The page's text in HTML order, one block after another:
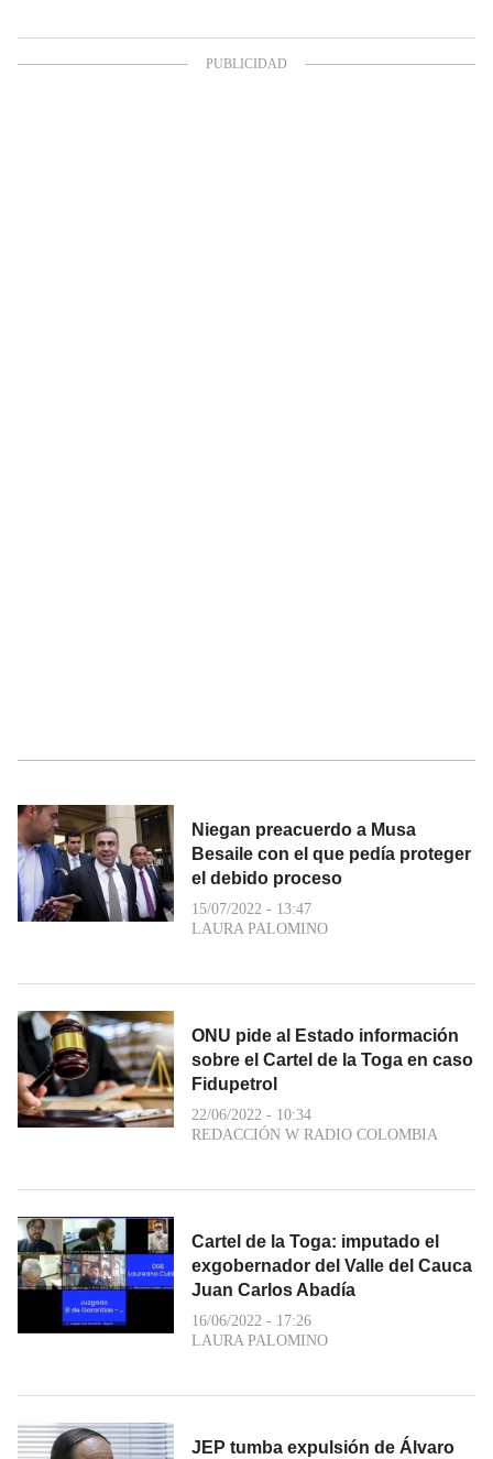
Niegan preacuerdo a Musa
Besaile con el que pedía proteger
el debido proceso
15/07/2022 - 13:47
LAURA PALOMINO
ONU pide al Estado información
sobre el Cartel de la Toga en caso
Fidupetrol
22/06/2022 - 10:34
REDACCIÓN W RADIO COLOMBIA
Cartel de la Toga: imputado el
exgobernador del Valle del Cauca
Juan Carlos Abadía
16/06/2022 - 17:26
LAURA PALOMINO
JEP tumba expulsión de Álvaro